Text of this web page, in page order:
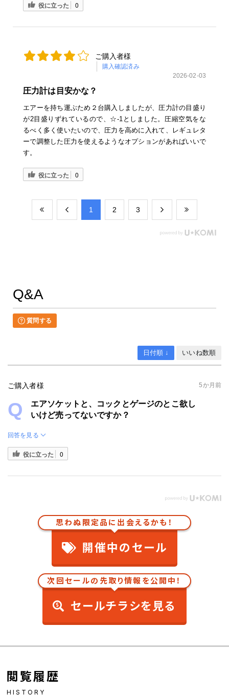
役に立った 0
ご購入者様
購入確認済み
2026-02-03
圧力計は目安かな？
エアーを持ち運ぶため２台購入しましたが、圧力計の目盛り
が2目盛りずれているので、☆-1としました。圧縮空気をな
るべく多く使いたいので、圧力を高めに入れて、レギュレタ
ーで調整した圧力を使えるようなオプションがあればいいで
す。
役に立った 0
​1 ​2 ​3
Q&A
質問する
日付順 ↓ いいね数順
ご購入者様 5か月前
エアソケットと、コックとゲージのとこ欲し
いけど売ってないですか？
回答を見る
役に立った 0
思わぬ限定品に出会えるかも！
開催中のセール
次回セールの先取り情報を公開中！
セールチラシを見る
閲覧履歴
HISTORY